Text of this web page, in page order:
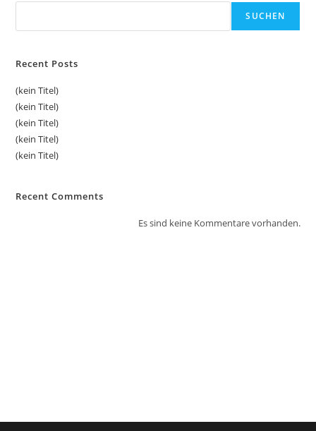
SUCHEN
Recent Posts
(kein Titel)
(kein Titel)
(kein Titel)
(kein Titel)
(kein Titel)
Recent Comments
Es sind keine Kommentare vorhanden.